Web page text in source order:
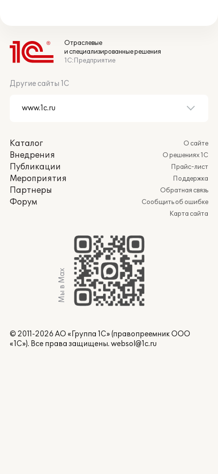
Отраслевые
и специализированные решения
1С:Предприятие
Другие сайты 1С
Каталог
Внедрения
Публикации
Мероприятия
Партнеры
Форум
О сайте
О решениях 1С
Прайс-лист
Поддержка
Обратная связь
Сообщить об ошибке
Карта сайта
Мы в Max
© 2011-2026 АО «Группа 1С» (правопреемник ООО
«1С»). Все права защищены. websol@1c.ru